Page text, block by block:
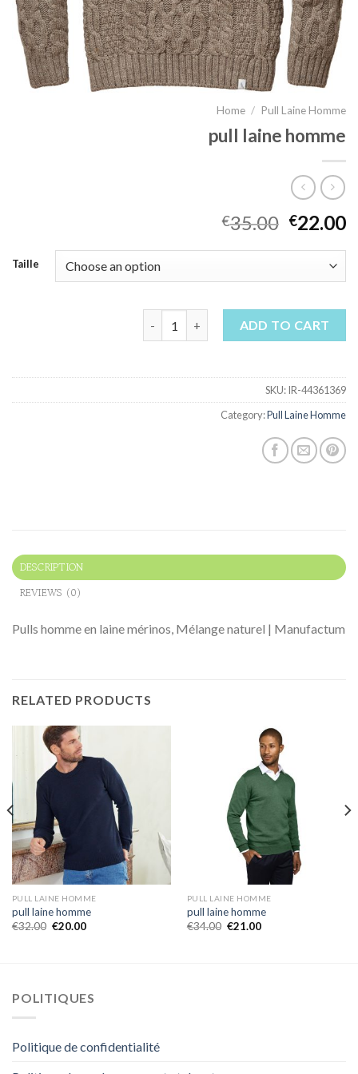
Home / Pull Laine Homme
pull laine homme
€35.00 €22.00
Taille
ADD TO CART
SKU:IR-44361369
Category:Pull Laine Homme
DESCRIPTION
REVIEWS (0)
Pulls homme en laine mérinos, Mélange naturel | Manufactum
RELATED PRODUCTS
PULL LAINE HOMME
pull laine homme
€32.00 €20.00
PULL LAINE HOMME
pull laine homme
€34.00 €21.00
POLITIQUES
Politique de confidentialité